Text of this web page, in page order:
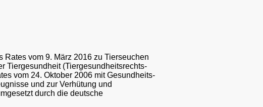
vom 9. März 2016 zu Tierseuchen
Tiergesundheit (Tiergesundheitsrechts-
vom 24. Oktober 2006 mit Gesundheits-
und zur Verhütung und
gesetzt durch die deutsche